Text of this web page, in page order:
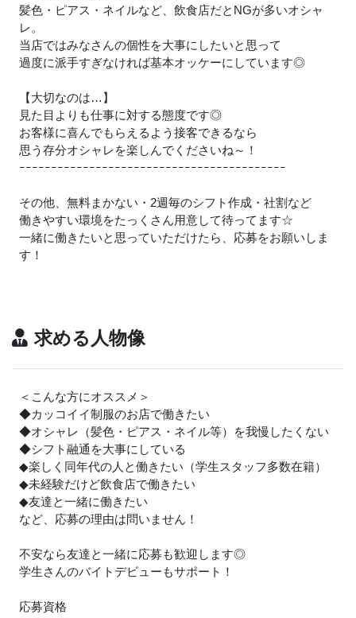
髪色・ピアス・ネイルなど、飲食店だとNGが多いオシャ
レ。
当店ではみなさんの個性を大事にしたいと思って
過度に派手すぎなければ基本オッケーにしています◎
【大切なのは…】
見た目よりも仕事に対する態度です◎
お客様に喜んでもらえるよう接客できるなら
思う存分オシャレを楽しんでくださいね～！
ｰｰｰｰｰｰｰｰｰｰｰｰｰｰｰｰｰｰｰｰｰｰｰｰｰｰｰｰｰｰｰｰｰｰｰｰｰｰｰｰｰｰ
その他、無料まかない・2週毎のシフト作成・社割など
働きやすい環境をたっくさん用意して待ってます☆
一緒に働きたいと思っていただけたら、応募をお願いしま
す！
求める人物像
＜こんな方にオススメ＞
◆カッコイイ制服のお店で働きたい
◆オシャレ（髪色・ピアス・ネイル等）を我慢したくない
◆シフト融通を大事にしている
◆楽しく同年代の人と働きたい（学生スタッフ多数在籍）
◆未経験だけど飲食店で働きたい
◆友達と一緒に働きたい
など、応募の理由は問いません！
不安なら友達と一緒に応募も歓迎します◎
学生さんのバイトデビューもサポート！
応募資格